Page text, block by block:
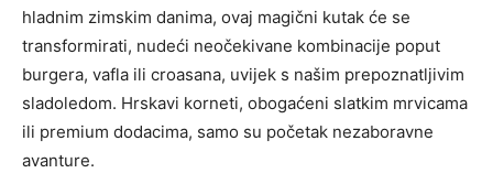
hladnim zimskim danima, ovaj magični kutak će se
transformirati, nudeći neočekivane kombinacije poput
burgera, vafla ili croasana, uvijek s našim prepoznatljivim
sladoledom. Hrskavi korneti, obogaćeni slatkim mrvicama
ili premium dodacima, samo su početak nezaboravne
avanture.